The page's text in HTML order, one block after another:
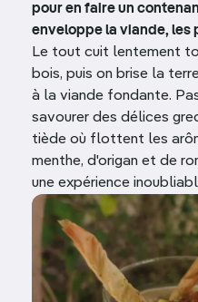
pour en faire un
enveloppe la viande, les
Le tout cuit lentement
bois, puis on brise la
à la viande fondante.
savourer des délices
tiède où flottent les
menthe, d'origan et de
une expérience
Image